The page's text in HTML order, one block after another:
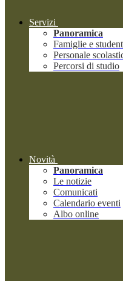
Servizi
Panoramica
Famiglie e
Personale
Percorsi di studio
Novità
Panoramica
Le notizie
Comunicati
Calendario eventi
Albo online